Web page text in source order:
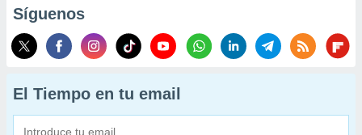
Síguenos
El Tiempo en tu email